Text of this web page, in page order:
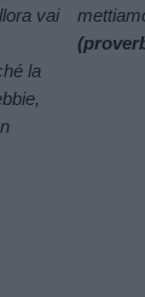
vai
la